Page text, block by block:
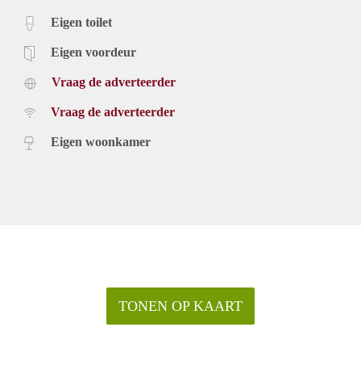
Eigen toilet
Eigen voordeur
Vraag de adverteerder
Vraag de adverteerder
Eigen woonkamer
TONEN OP KAART